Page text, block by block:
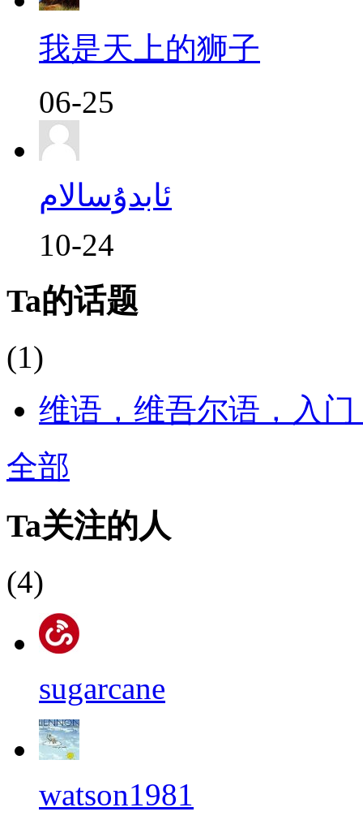
我是天上的狮子
06-25
ئابدۇسالام
10-24
Ta的话题
(1)
维语，维吾尔语，入
全部
Ta关注的人
(4)
sugarcane
watson1981